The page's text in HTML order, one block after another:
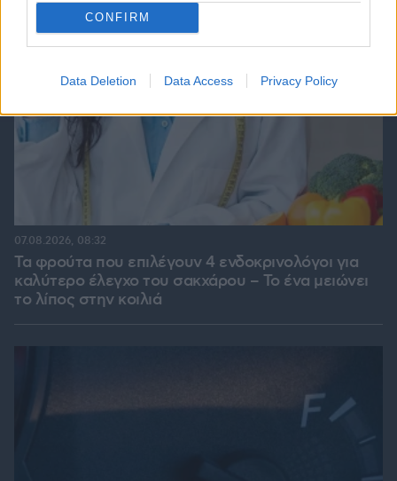
CONFIRM
Data Deletion Data Access Privacy Policy
Τα φρούτα που επιλέγουν 4 ενδοκρινολόγοι για
καλύτερο έλεγχο του σακχάρου – Το ένα μειώνει
το λίπος στην κοιλιά
07.08.2026, 08:32